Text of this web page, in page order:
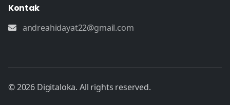
Kontak
andreahidayat22@gmail.com
© 2026 Digitaloka. All rights reserved.